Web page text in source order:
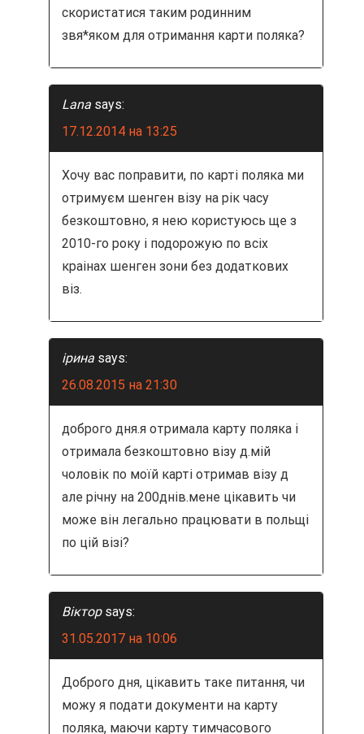
скористатися таким родинним
звя*яком для отримання карти поляка?
Lana says:
17.12.2014 на 13:25
Хочу вас поправити, по карті поляка ми
отримуєм шенген візу на рік часу
безкоштовно, я нею користуюсь ще з
2010-го року і подорожую по всіх
краінах шенген зони без додаткових
віз.
ірина says:
26.08.2015 на 21:30
доброго дня.я отримала карту поляка і
отримала безкоштовно візу д.мій
чоловік по моїй карті отримав візу д
але річну на 200днів.мене цікавить чи
може він легально працювати в польщі
по цій візі?
Віктор says:
31.05.2017 на 10:06
Доброго дня, цікавить таке питання, чи
можу я подати документи на карту
поляка, маючи карту тимчасового